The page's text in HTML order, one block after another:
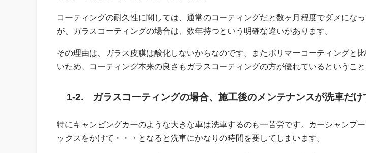
コーティングの耐久性に関しては、通常のコーティングだと数ヶ月程度でダメにな
が、ガラスコーティングの場合は、数年持つという明確な違いがあります。
その理由は、ガラス皮膜は酸化しないからなのです。またポリマーコーティングと
いため、コーティング本来の良さもガラスコーティングの方が優れているということ
1-2. ガラスコーティングの場合、施工後のメンテナンスが洗車だけ
特にキャンピングカーのような大きな車は洗車するのも一苦労です。カーシャンプ
ックスをかけて・・・となると洗車にかなりの時間を要してしまいます。